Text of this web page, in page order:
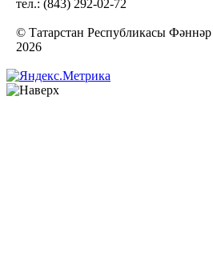
тел.: (843) 292-02-72
© Татарстан Республикасы Фәннәр
2026